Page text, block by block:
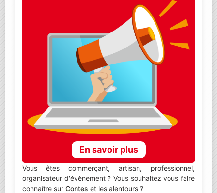
En savoir plus
Vous êtes commerçant, artisan, professionnel,
organisateur d'évènement ? Vous souhaitez vous faire
connaître sur Contes et les alentours ?